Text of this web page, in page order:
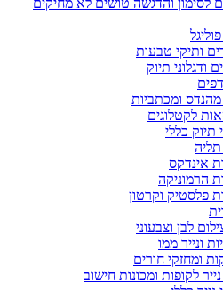
לסימון והדגשה טושים לא מחיקים
ותיקי טבעות
ודגלוני תיוק
מהנדס ומכתביות
לקטלוגים
תיוק כללי
תליה
אינדקס
הרמוניקה
פלסטיק וקרטון
לבן וצבעוני
ונייר ממו
ומחזקי חורים
נייר לקופות ומכונות חישוב